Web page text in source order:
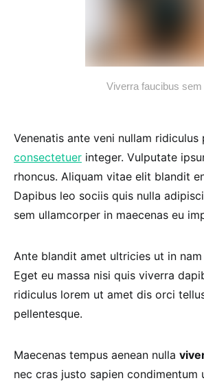
Viverra faucibus sem
Venenatis ante veni nullam ridiculus
consectetuer integer. Vulputate
rhoncus. Aliquam vitae elit blandit
Dapibus leo sociis quis nulla
sem ullamcorper in maecenas eu
Ante blandit amet ultricies ut in nam
Eget eu massa nisi quis viverra
ridiculus lorem ut amet dis orci
pellentesque.
Maecenas tempus aenean nulla
nec cras justo sapien condimentum